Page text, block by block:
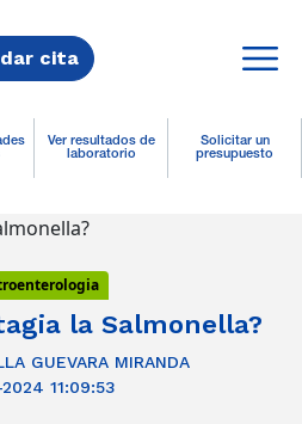
cita
Ver resultados de
laboratorio
Solicitar un
presupuesto
la Salmonella?
GUEVARA MIRANDA
11:09:53